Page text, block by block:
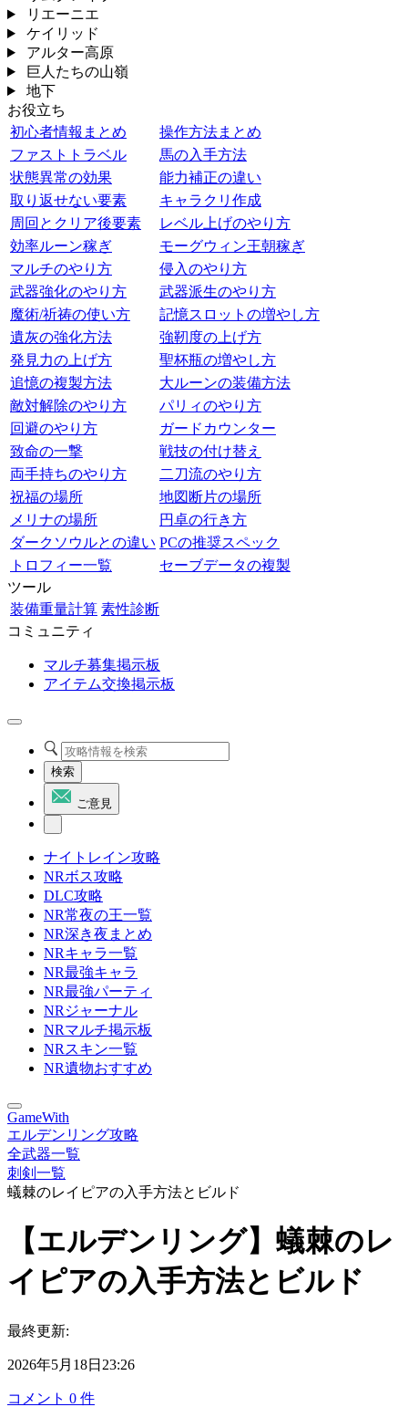
リエーニエ
ケイリッド
アルター高原
巨人たちの山嶺
地下
お役立ち
初心者情報まとめ
操作方法まとめ
ファストトラベル
馬の入手方法
状態異常の効果
能力補正の違い
取り返せない要素
キャラクリ作成
周回とクリア後要素
レベル上げのやり方
効率ルーン稼ぎ
モーグウィン王朝稼ぎ
マルチのやり方
侵入のやり方
武器強化のやり方
武器派生のやり方
魔術/祈祷の使い方
記憶スロットの増やし方
遺灰の強化方法
強靭度の上げ方
発見力の上げ方
聖杯瓶の増やし方
追憶の複製方法
大ルーンの装備方法
敵対解除のやり方
パリィのやり方
回避のやり方
ガードカウンター
致命の一撃
戦技の付け替え
両手持ちのやり方
二刀流のやり方
祝福の場所
地図断片の場所
メリナの場所
円卓の行き方
ダークソウルとの違い PCの推奨スペック
トロフィー一覧
セーブデータの複製
ツール
装備重量計算 素性診断
コミュニティ
マルチ募集掲示板
アイテム交換掲示板
検索
ご意見
ナイトレイン攻略
NRボス攻略
DLC攻略
NR常夜の王一覧
NR深き夜まとめ
NRキャラ一覧
NR最強キャラ
NR最強パーティ
NRジャーナル
NRマルチ掲示板
NRスキン一覧
NR遺物おすすめ
GameWith
エルデンリング攻略
全武器一覧
刺剣一覧
蟻棘のレイピアの入手方法とビルド
【エルデンリング】蟻棘のレ
イピアの入手方法とビルド
最終更新:
2026年5月18日23:26
コメント 0 件